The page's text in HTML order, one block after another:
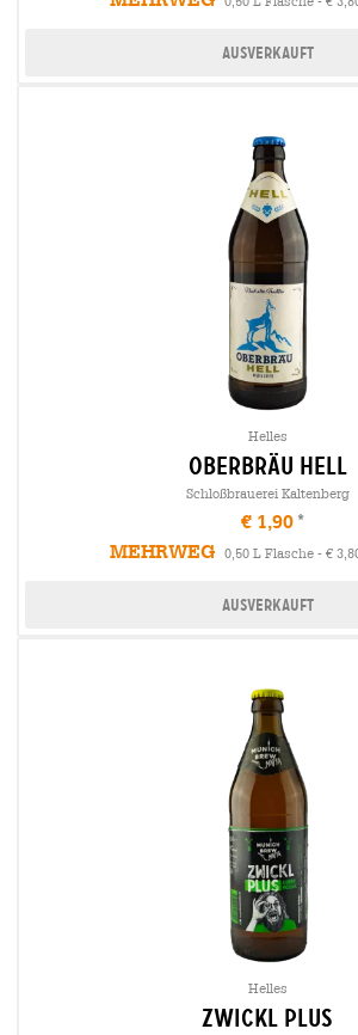
Ausverkauft
Helles
oberbräu hell
Schloßbrauerei Kaltenberg
€ 1,90
MEHRWEG
0,50 L Flasche - €
Ausverkauft
Helles
zwickl plus